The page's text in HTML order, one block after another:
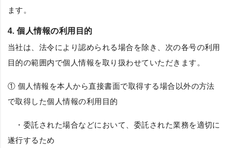
ます。
4. 個人情報の利用目的
当社は、法令により認められる場合を除き、次の各号の利用
目的の範囲内で個人情報を取り扱わせていただきます。
① 個人情報を本人から直接書面で取得する場合以外の方法
で取得した個人情報の利用目的
・委託された場合などにおいて、委託された業務を適切に
遂行するため